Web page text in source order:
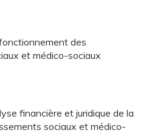
des
et médico-sociaux
financière et juridique de la
sociaux et médico-